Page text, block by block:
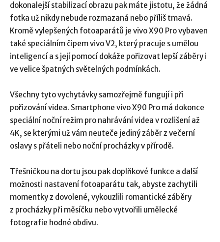
dokonalejší stabilizací obrazu pak máte jistotu, že žádná
fotka už nikdy nebude rozmazaná nebo příliš tmavá.
Kromě vylepšených fotoaparátů je vivo X90 Pro vybaven
také speciálním čipem vivo V2, který pracuje s umělou
inteligencí a s její pomocí dokáže pořizovat lepší záběry i
ve velice špatných světelných podmínkách.
Všechny tyto vychytávky samozřejmě fungují i při
pořizování videa. Smartphone vivo X90 Pro má dokonce
speciální noční režim pro nahrávání videa v rozlišení až
4K, se kterými už vám neuteče jediný záběr z večerní
oslavy s přáteli nebo noční procházky v přírodě.
Třešničkou na dortu jsou pak doplňkové funkce a další
možnosti nastavení fotoaparátu tak, abyste zachytili
momentky z dovolené, vykouzlili romantické záběry
z procházky při měsíčku nebo vytvořili umělecké
fotografie hodné obdivu.